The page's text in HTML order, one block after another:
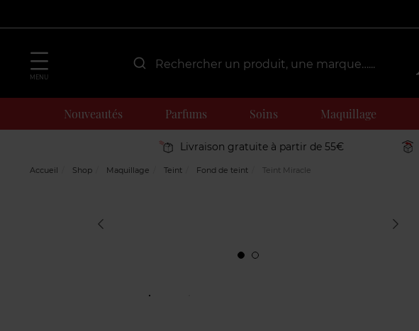
MENU
Nouveautés Parfums Soins Maquillage
Livraison gratuite à partir de 55€
Accueil Shop Maquillage Teint Fond de teint Teint Miracle